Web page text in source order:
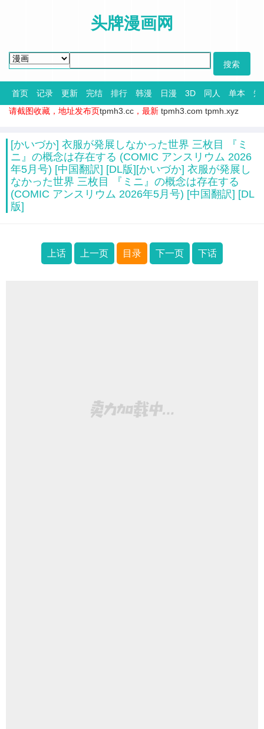
头牌漫画网
首页 记录 更新 完结 排行 韩漫 日漫 3D 同人 单本
短
请截图收藏，地址发布页tpmh3.cc ，最新 tpmh3.com tpmh.xyz
[かいづか] 衣服が発展しなかった世界 三枚目 『ミ
ニ』の概念は存在する (COMIC アンスリウム 2026
年5月号) [中国翻訳] [DL版][かいづか] 衣服が発展し
なかった世界 三枚目 『ミニ』の概念は存在する
(COMIC アンスリウム 2026年5月号) [中国翻訳] [DL
版]
上话 上一页 目录 下一页 下话